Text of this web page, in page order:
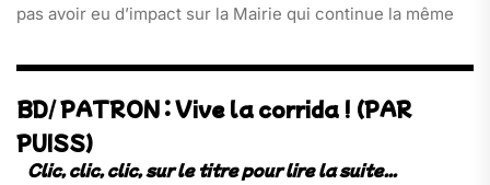
pas avoir eu d’impact sur la Mairie qui continue la même
BD/ PATRON : Vive la corrida ! (PAR
PUISS)